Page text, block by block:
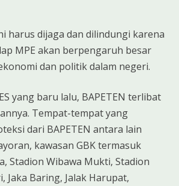
harus dijaga dan dilindungi karena
MPE akan berpengaruh besar
dan politik dalam negeri.
yang baru lalu, BAPETEN terlibat
Tempat-tempat yang
dari BAPETEN antara lain
kawasan GBK termasuk
Stadion Wibawa Mukti, Stadion
Jaka Baring, Jalak Harupat,